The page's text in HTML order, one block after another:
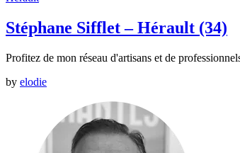
Stéphane Sifflet – Hérault (34)
Profitez de mon réseau d'artisans et de
by elodie